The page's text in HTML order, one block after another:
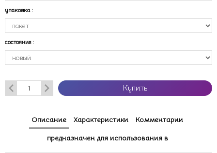
упаковка :
состояние :
Купить
Описание Характеристики Комментарии
предназначен для использования в